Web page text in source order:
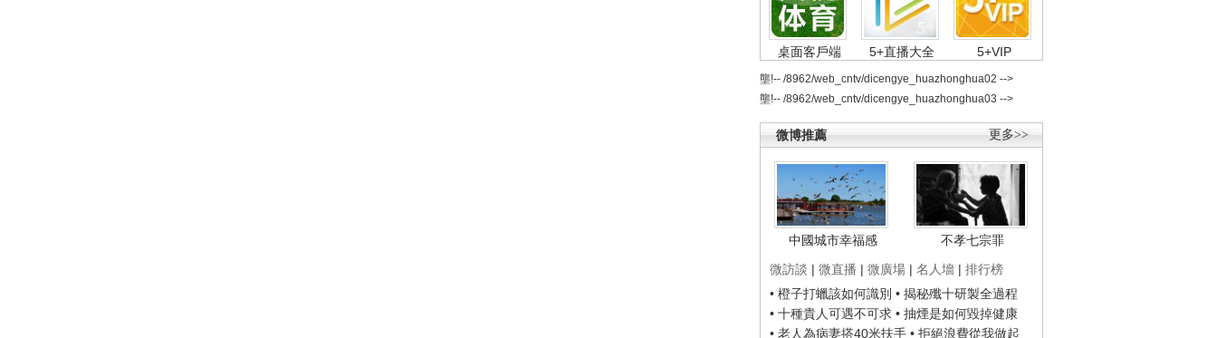
桌面客戶端 5+直播大全 5+VIP
壟!-- /8962/web_cntv/dicengye_huazhonghua02 -->
壟!-- /8962/web_cntv/dicengye_huazhonghua03 -->
更多>>
微博推薦
中國城市幸福感
不孝七宗罪
微訪談 | 微直播 | 微廣場 | 名人墻 | 排行榜
• 橙子打蠟該如何識別 • 揭秘殲十研製全過程
• 十種貴人可遇不可求 • 抽煙是如何毀掉健康
• 老人為病妻搭40米扶手 • 拒絕浪費從我做起